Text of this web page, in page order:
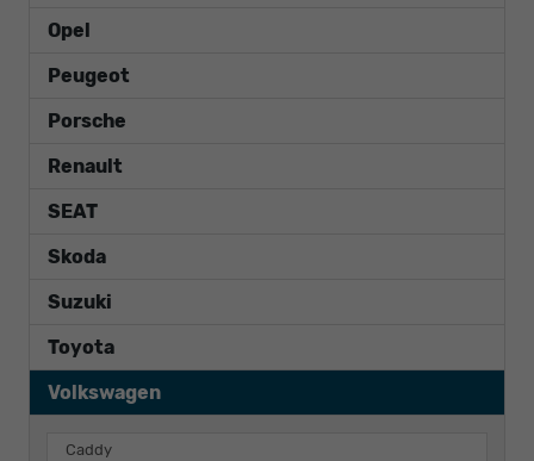
Opel
Peugeot
Porsche
Renault
SEAT
Skoda
Suzuki
Toyota
Volkswagen
Caddy